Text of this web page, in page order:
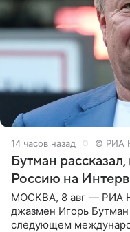
14 часов назад © РИА
Бутман
Россию на
МОСКВА, 8 авг — РИА
джазмен Игорь
следующем